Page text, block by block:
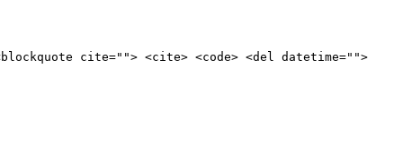
cite=""> <cite> <code> <del datetime="">